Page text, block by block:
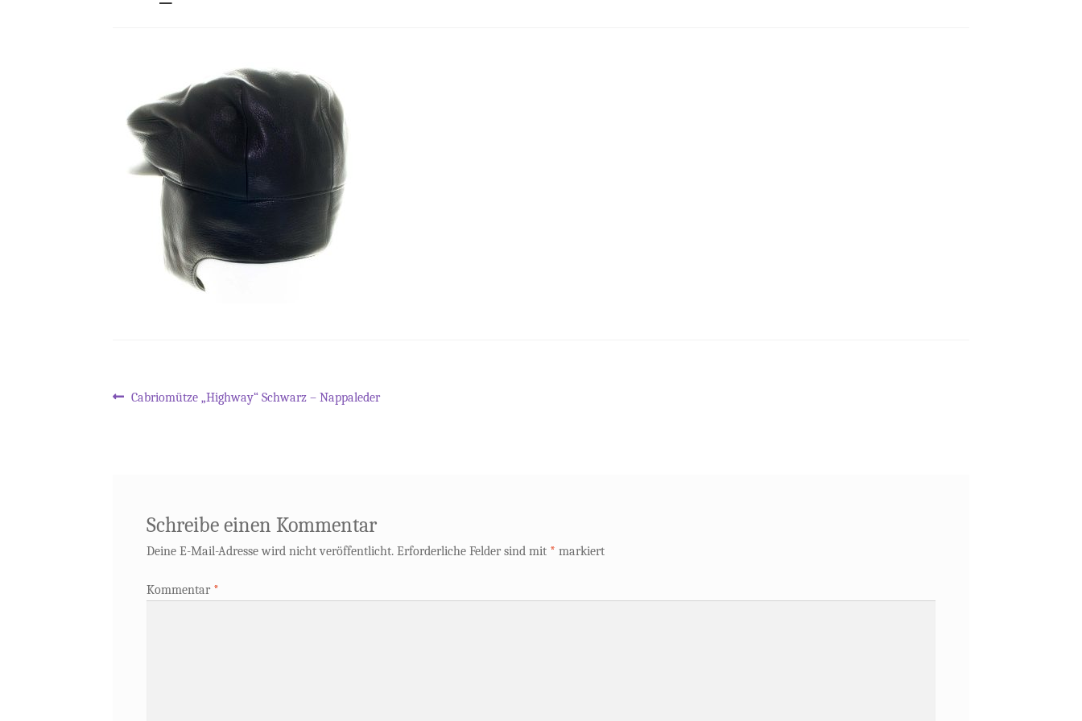
Beitragsnavigation
Vorheriger
Cabriomütze „Highway“ Schwarz – Nappaleder
Schreibe einen Kommentar
Deine E-Mail-Adresse wird nicht veröffentlicht. Erforderliche Felder sind mit * markiert
Kommentar *